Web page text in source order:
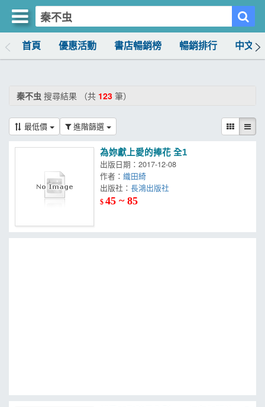
首頁 優惠活動 書店暢銷榜 暢銷排行 中文書
秦不虫 搜尋結果 （共 123 筆）
最低價 進階篩選
為妳獻上愛的捧花 全1
出版日期：2017-12-08
作者：織田綺
出版社：
$45 ~ 85
買書網
書店暢銷榜
中文書
外文書